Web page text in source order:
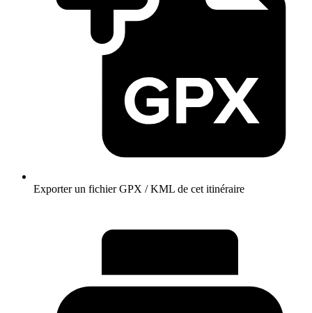
Exporter un fichier GPX / KML de cet itinéraire